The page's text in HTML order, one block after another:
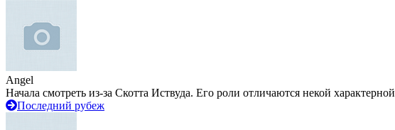
Angel
Начала смотреть из-за Скотта Иствуда. Его роли отличаются некой характерной
Последний рубеж